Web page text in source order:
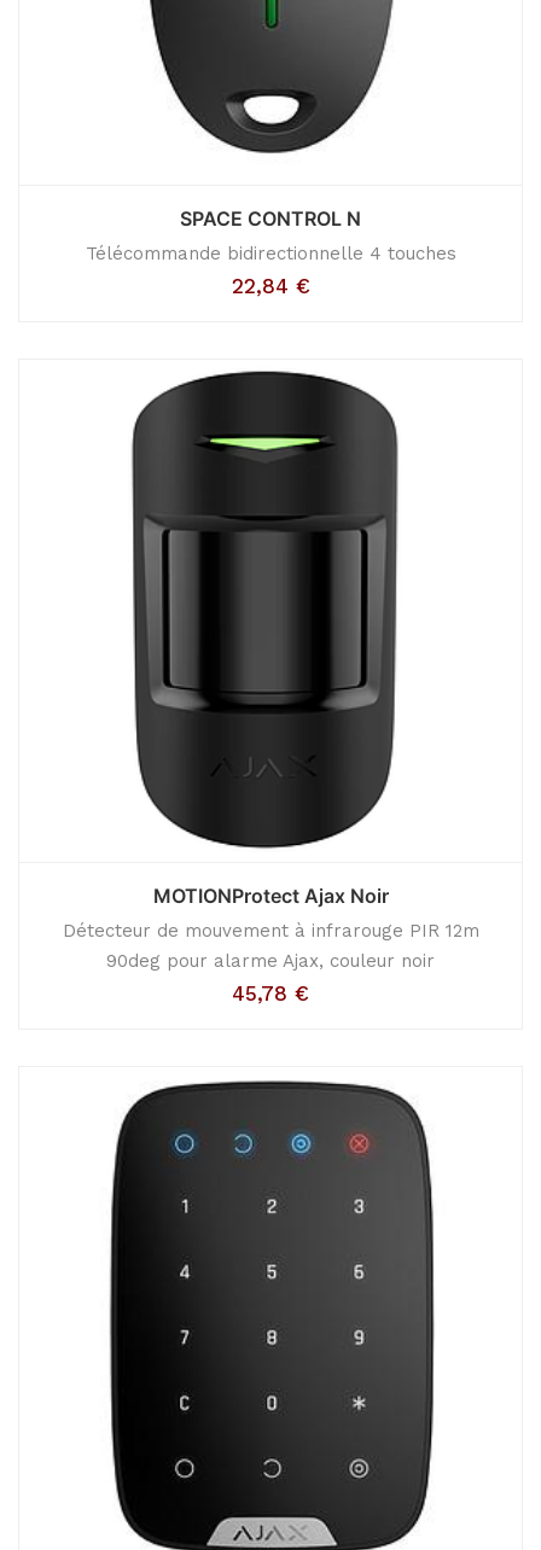
SPACE CONTROL N
Télécommande bidirectionnelle 4 touches
22,84 €
MOTIONProtect Ajax Noir
Détecteur de mouvement à infrarouge PIR 12m
90deg pour alarme Ajax, couleur noir
45,78 €